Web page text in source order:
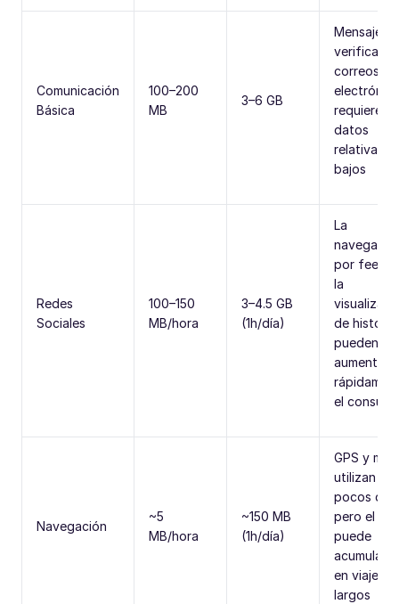
Comunicación
Básica
100–200
MB
3–6 GB
verificar
correos
requieren
datos
bajos
Redes
Sociales
100–150
MB/hora
3–4.5 GB
(1h/día)
La
por feeds
la
de
pueden
aumentar
el
Navegación
~5
MB/hora
~150 MB
(1h/día)
GPS y
utilizan
pocos
pero el uso
puede
acumularse
en viajes
largos